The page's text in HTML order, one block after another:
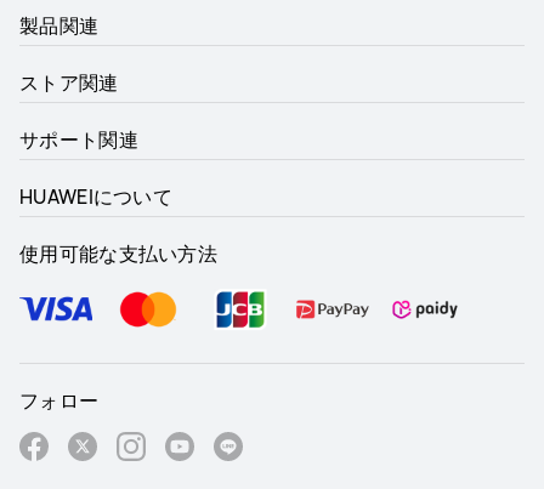
製品関連
ストア関連
サポート関連
HUAWEIについて
使用可能な支払い方法
フォロー